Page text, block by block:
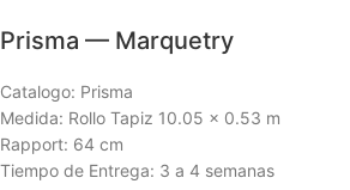
Prisma — Marquetry
Catalogo: Prisma
Medida: Rollo Tapiz 10.05 x 0.53 m
Rapport: 64 cm
Tiempo de Entrega: 3 a 4 semanas